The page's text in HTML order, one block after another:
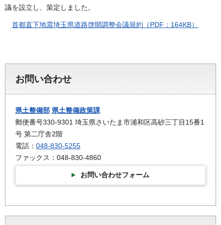
議を設立し、策定しました。
首都直下地震埼玉県道路啓開調整会議規約（PDF：164KB）
お問い合わせ
県土整備部 県土整備政策課
郵便番号330-9301 埼玉県さいたま市浦和区高砂三丁目15番1
号 第二庁舎2階
電話： 048-830-5255
ファックス：048-830-4860
お問い合わせフォーム